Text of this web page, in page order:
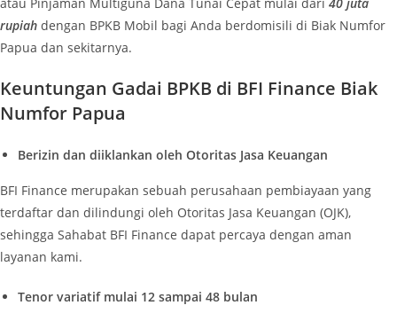
atau Pinjaman Multiguna Dana Tunai Cepat mulai dari 40 juta
rupiah dengan BPKB Mobil bagi Anda berdomisili di Biak Numfor
Papua dan sekitarnya.
Keuntungan Gadai BPKB di BFI Finance Biak
Numfor Papua
Berizin dan diiklankan oleh Otoritas Jasa Keuangan
BFI Finance merupakan sebuah perusahaan pembiayaan yang
terdaftar dan dilindungi oleh Otoritas Jasa Keuangan (OJK),
sehingga Sahabat BFI Finance dapat percaya dengan aman
layanan kami.
Tenor variatif mulai 12 sampai 48 bulan